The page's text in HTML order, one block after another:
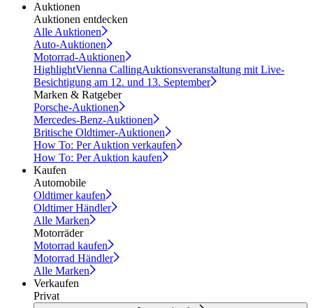
Auktionen
Auktionen entdecken
Alle Auktionen
Auto-Auktionen
Motorrad-Auktionen
HighlightVienna CallingAuktionsveranstaltung mit Live-
Besichtigung am 12. und 13. September
Marken & Ratgeber
Porsche-Auktionen
Mercedes-Benz-Auktionen
Britische Oldtimer-Auktionen
How To: Per Auktion verkaufen
How To: Per Auktion kaufen
Kaufen
Automobile
Oldtimer kaufen
Oldtimer Händler
Alle Marken
Motorräder
Motorrad kaufen
Motorrad Händler
Alle Marken
Verkaufen
Privat